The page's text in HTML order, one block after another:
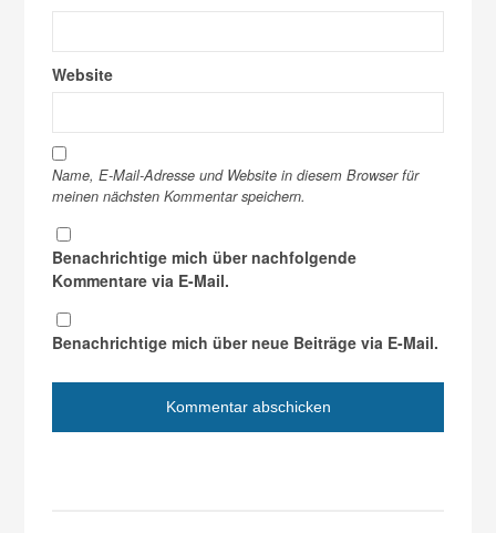
Website
Name, E-Mail-Adresse und Website in diesem Browser für
meinen nächsten Kommentar speichern.
Benachrichtige mich über nachfolgende
Kommentare via E-Mail.
Benachrichtige mich über neue Beiträge via E-Mail.